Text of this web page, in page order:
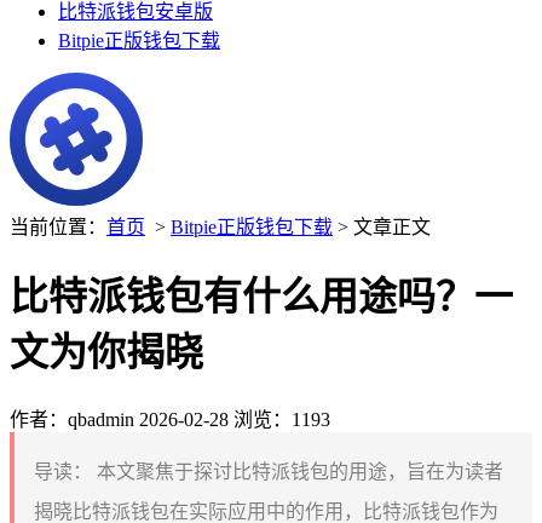
比特派钱包安卓版
Bitpie正版钱包下载
当前位置： 首页 > Bitpie正版钱包下载 > 文章正文
比特派钱包有什么用途吗？一
文为你揭晓
作者：qbadmin 2026-02-28 浏览：1193
导读：
本文聚焦于探讨比特派钱包的用途，旨在为读者
揭晓比特派钱包在实际应用中的作用，比特派钱包作为